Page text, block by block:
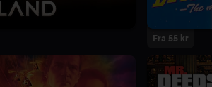
Fra 55 kr